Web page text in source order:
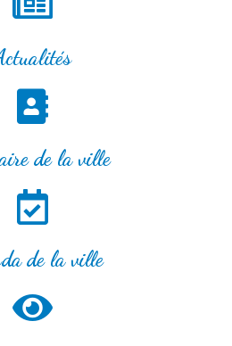
de la ville
de la ville